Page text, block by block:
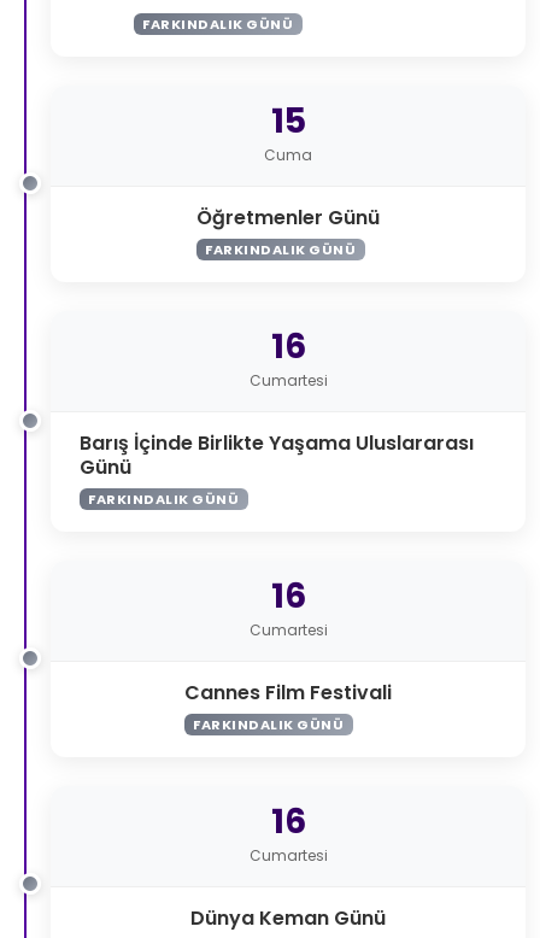
FARKINDALIK GÜNÜ
15
Cuma
Öğretmenler Günü
FARKINDALIK GÜNÜ
16
Cumartesi
Barış İçinde Birlikte Yaşama Uluslararası
Günü
FARKINDALIK GÜNÜ
16
Cumartesi
Cannes Film Festivali
FARKINDALIK GÜNÜ
16
Cumartesi
Dünya Keman Günü